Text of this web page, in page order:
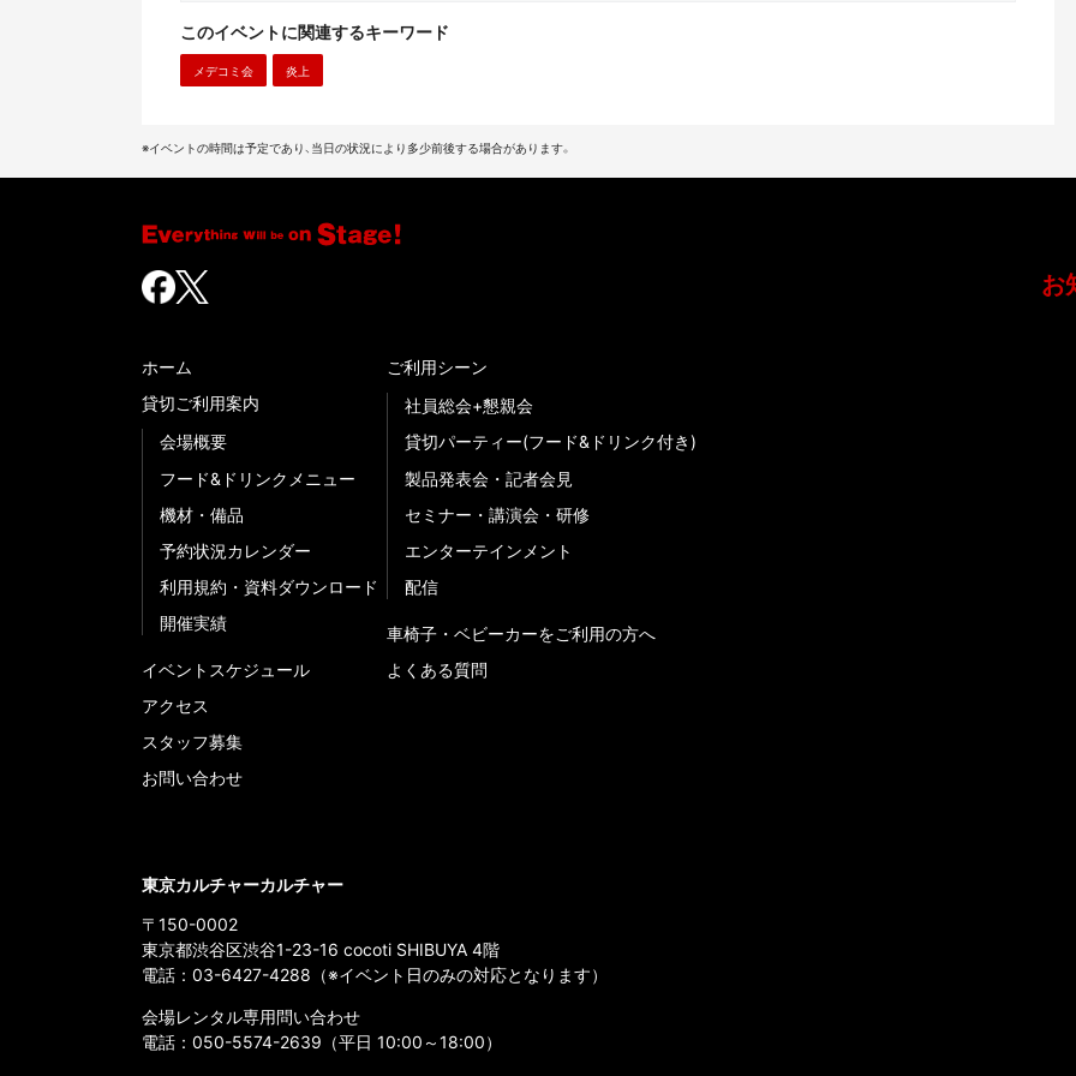
このイベントに関連するキーワード
メデコミ会 炎上
※イベントの時間は予定であり、当日の状況により多少前後する場合があります。
ホーム
貸切ご利用案内
会場概要
フード&ドリンクメニュー
機材・備品
予約状況カレンダー
利用規約・資料ダウンロード
開催実績
イベントスケジュール
アクセス
スタッフ募集
お問い合わせ
ご利用シーン
社員総会+懇親会
貸切パーティー(フード&ドリンク付き)
製品発表会・記者会見
セミナー・講演会・研修
エンターテインメント
配信
車椅子・ベビーカーをご利用の方へ
よくある質問
お
東京カルチャーカルチャー
〒150-0002
東京都渋谷区渋谷1-23-16 cocoti SHIBUYA 4階
電話： 03-6427-4288 （※イベント日のみの対応となります）
会場レンタル専用問い合わせ
電話： 050-5574-2639 （平日 10:00～18:00）